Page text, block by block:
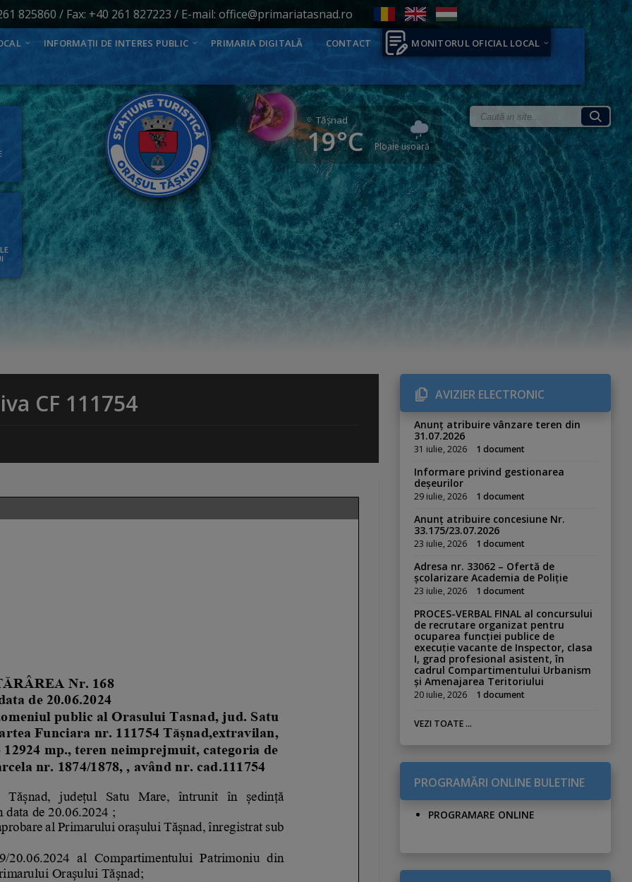
825860 / Fax: +40 261 827223 / E-mail: office@primariatasnad.ro
INFORMAȚII DE INTERES PUBLIC PRIMARIA DIGITALĂ CONTACT MONITORUL OFICIAL LOCAL
Tăşnad
19°C Ploaie ușoară
CF 111754 AVIZIER ELECTRONIC
Anunț atribuire vânzare teren din
31.07.2026
31 iulie, 2026 1 document
Informare privind gestionarea
deșeurilor
29 iulie, 2026 1 document
Anunț atribuire concesiune Nr.
33.175/23.07.2026
23 iulie, 2026 1 document
Adresa nr. 33062 – Ofertă de
școlarizare Academia de Poliție
23 iulie, 2026 1 document
PROCES-VERBAL FINAL al concursului
de recrutare organizat pentru
ocuparea funcției publice de
execuție vacante de Inspector, clasa
I, grad profesional asistent, în
cadrul Compartimentului Urbanism
și Amenajarea Teritoriului
20 iulie, 2026 1 document
VEZI TOATE ...
PROGRAMĂRI ONLINE BULETINE
PROGRAMARE ONLINE